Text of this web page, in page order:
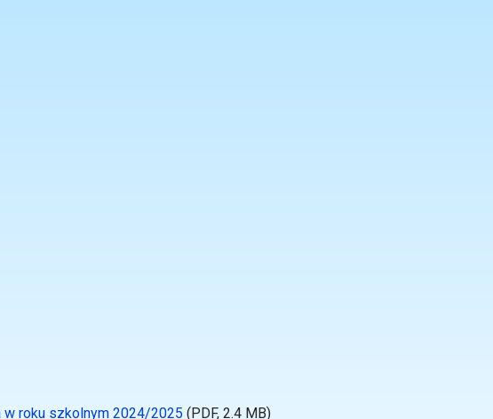
roku szkolnym 2024/2025 (PDF, 2.4 MB)